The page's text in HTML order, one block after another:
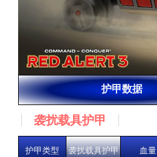
护甲数据
袭扰载具护甲
护甲类型 袭扰载具护甲 血量